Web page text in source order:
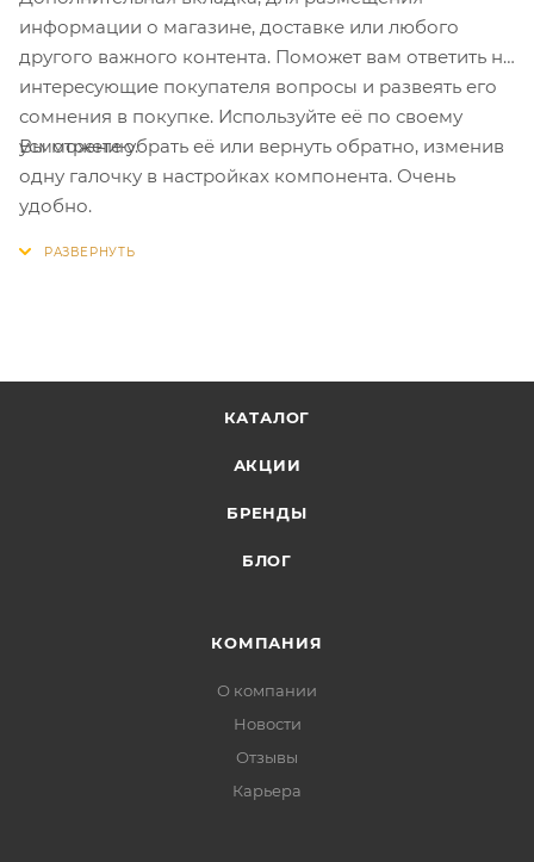
информации о магазине, доставке или любого
другого важного контента. Поможет вам ответить на
интересующие покупателя вопросы и развеять его
сомнения в покупке. Используйте её по своему
усмотрению.
Вы можете убрать её или вернуть обратно, изменив
одну галочку в настройках компонента. Очень
удобно.
КАТАЛОГ
АКЦИИ
БРЕНДЫ
БЛОГ
КОМПАНИЯ
О компании
Новости
Отзывы
Карьера